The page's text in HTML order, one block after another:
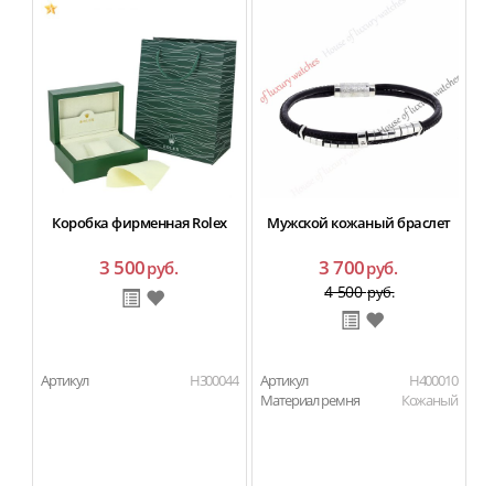
Коробка фирменная Rolex
3 500руб.
Артикул H300044
Мужской кожаный браслет
3 700руб.
4 500руб.
Артикул
H400010
Материал ремня
Кожаный